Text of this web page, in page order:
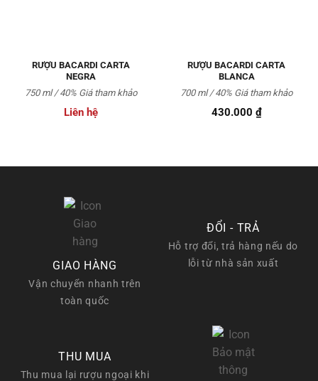
RƯỢU BACARDI CARTA
NEGRA
Liên hệ
750 ml / 40% Giá tham khảo
RƯỢU BACARDI CARTA
BLANCA
430.000 ₫
700 ml / 40% Giá tham khảo
GIAO HÀNG
Vận chuyển nhanh trên
toàn quốc
ĐỔI - TRẢ
Hỗ trợ đổi, trả hàng nếu do
lỗi từ nhà sản xuất
THU MUA
Thu mua lại rượu ngoại khi